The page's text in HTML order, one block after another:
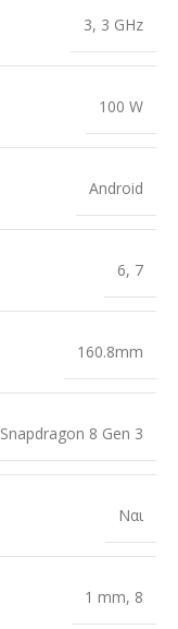
3, 3 GHz
100 W
Android
6, 7
160.8mm
Snapdragon 8 Gen 3
Ναι
1 mm, 8